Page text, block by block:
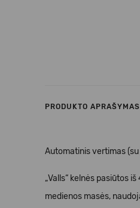
PRODUKTO APRAŠYMAS
Automatinis vertimas (su
„Valls“ kelnės pasiūtos
medienos masės,